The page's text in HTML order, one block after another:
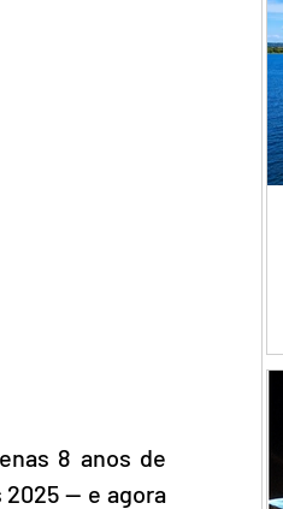
8 anos de
2025 — e agora